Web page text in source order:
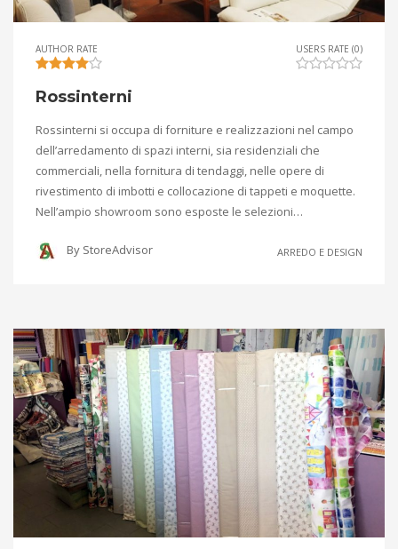
AUTHOR RATE USERS RATE (0)
Rossinterni
Rossinterni si occupa di forniture e realizzazioni nel campo
dell’arredamento di spazi interni, sia residenziali che
commerciali, nella fornitura di tendaggi, nelle opere di
rivestimento di imbotti e collocazione di tappeti e moquette.
Nell’ampio showroom sono esposte le selezioni…
By StoreAdvisor ARREDO E DESIGN